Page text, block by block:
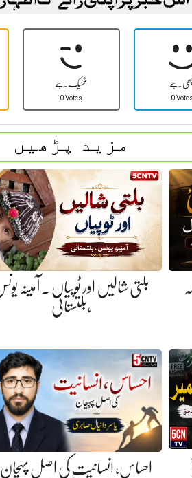
ٹھیک ہے
0 Votes
ہے
0 Votes
مزید پڑھیں
بلتی شالیں اور ٹوپیاں . آمینہ
،بلتستانی
احساس، انسانیت کی اصل